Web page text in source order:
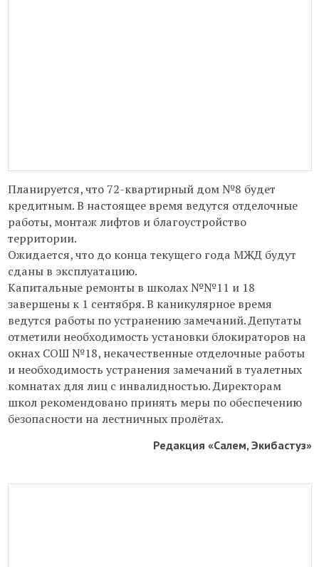
Планируется, что 72-квартирный дом №8 будет
кредитным. В настоящее время ведутся отделочные
работы, монтаж лифтов и благоустройство
территории.
Ожидается, что до конца текущего года МЖД будут
сданы в эксплуатацию.
Капитальные ремонты в школах №№11 и 18
завершены к 1 сентября. В каникулярное время
ведутся работы по устранению замечаний. Депутаты
отметили необходимость установки блокираторов на
окнах СОШ №18, некачественные отделочные работы
и необходимость устранения замечаний в туалетных
комнатах для лиц с инвалидностью. Директорам
школ рекомендовано принять меры по обеспечению
безопасности на лестничных пролётах.
Редакция «Салем, Экибастуз»